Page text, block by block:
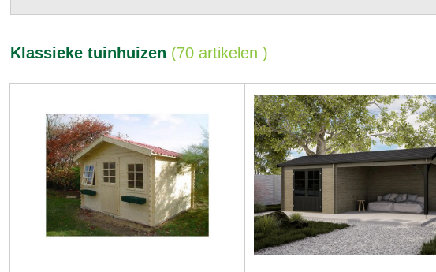
Klassieke tuinhuizen (70 artikelen )